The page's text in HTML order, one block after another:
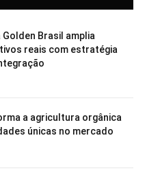
Golden Brasil amplia
reais com estratégia
a agricultura orgânica
únicas no mercado